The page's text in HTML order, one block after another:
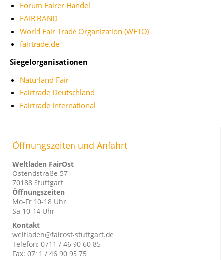
Forum Fairer Handel
FAIR BAND
World Fair Trade Organization (WFTO)
fairtrade.de
Siegelorganisationen
Naturland Fair
Fairtrade Deutschland
Fairtrade International
Öffnungszeiten und Anfahrt
Weltladen FairOst
Ostendstraße 57
70188 Stuttgart
Öffnungszeiten
Mo-Fr 10-18 Uhr
Sa 10-14 Uhr
Kontakt
weltladen@fairost-stuttgart.de
Telefon: 0711 / 46 90 60 85
Fax: 0711 / 46 90 95 75